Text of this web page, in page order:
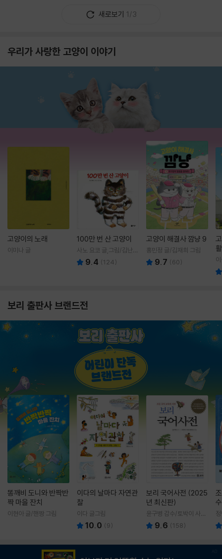
새로보기 1/3
우리가 사랑한 고양이 이야기
고양이의 노래
이미나 글
100만 번 산 고양이
사노 요코 글,그림/김난주
역 9.4 (124)
고양이 해결사 깜냥 9
홍민정 글/김재희 그림
9.7 (60)
보리 출판사 브랜드전
똥깨비 도니와 반짝반
짝 마을 잔치
이현아 글/핸짱 그림
이다의 날마다 자연관
찰
이다 글그림
10.0 (9)
보리 국어사전 (2025
년 최신판)
윤구병 감수/토박이 사전
편찬실 편
9.6 (158)